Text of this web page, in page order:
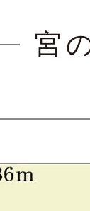
宮